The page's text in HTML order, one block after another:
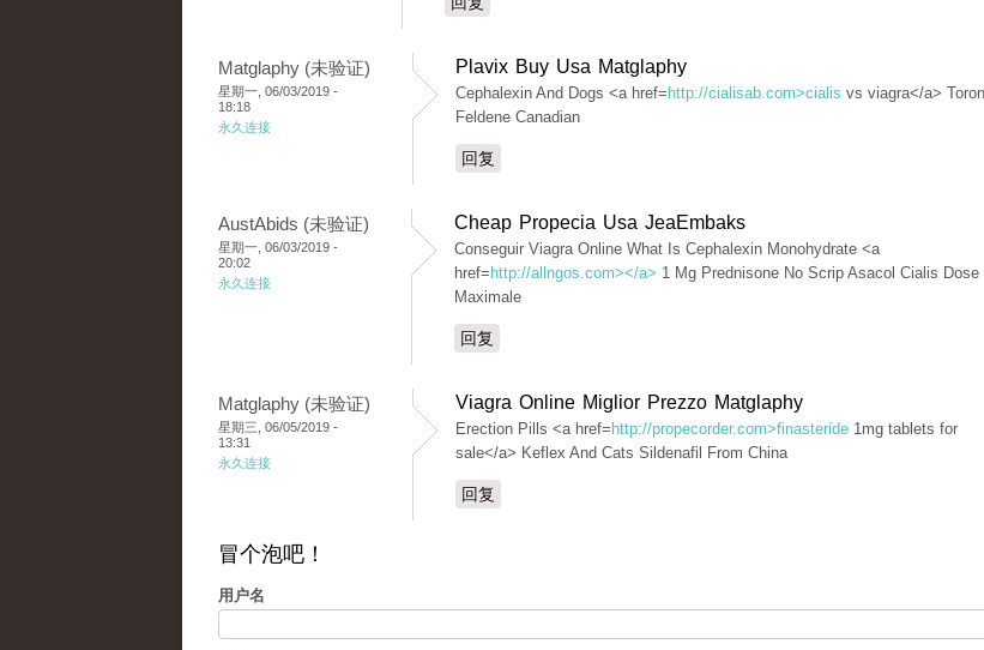
Matglaphy (未验证)
星期一, 06/03/2019 -
18:18
永久连接
Plavix Buy Usa Matglaphy
Cephalexin And Dogs <a href= http://cialisab.com>cialis vs viagra</a>
Feldene Canadian
回复
AustAbids (未验证)
星期一, 06/03/2019 -
20:02
永久连接
Cheap Propecia Usa JeaEmbaks
Conseguir Viagra Online What Is Cephalexin Monohydrate <a
href= http://allngos.com></a> 1 Mg Prednisone No Scrip Asacol Cialis Dose
Maximale
回复
Matglaphy (未验证)
星期三, 06/05/2019 -
13:31
永久连接
Viagra Online Miglior Prezzo Matglaphy
Erection Pills <a href= http://propecorder.com>finasteride 1mg tablets for
sale</a> Keflex And Cats Sildenafil From China
回复
冒个泡吧！
用户名